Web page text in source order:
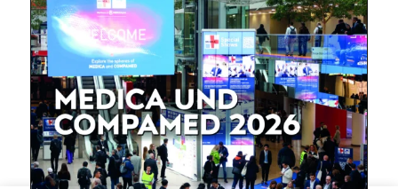
✕